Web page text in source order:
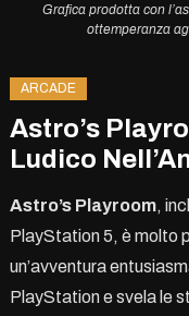
Grafica prodotta con
ottemperanza
ARCADE
Astro’s
Ludico
Astro’s Playroom,
PlayStation 5, è molto
un’avventura
PlayStation e svela le